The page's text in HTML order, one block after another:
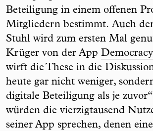
Beteiligung in einem offenen
Mitgliedern bestimmt. Auch
Stuhl wird zum ersten Mal
Krüger von der App
wirft die These in die
heute gar nicht weniger,
digitale Beteiligung als je
würden die vierzigtausend
seiner App sprechen, denen